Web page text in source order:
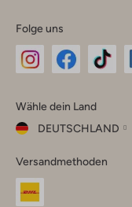
Folge uns
Instagram
Facebook
TikTok
Wähle dein Land
DEUTSCHLAND
dein
Land
Versandmethoden